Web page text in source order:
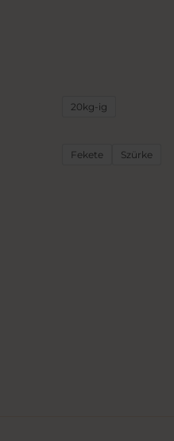
20kg-ig
Fekete Szürke